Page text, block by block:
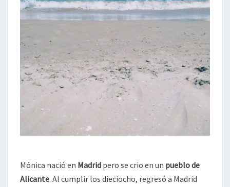
Mónica nació en Madrid pero se crio en un pueblo de
Alicante. Al cumplir los dieciocho, regresó a Madrid